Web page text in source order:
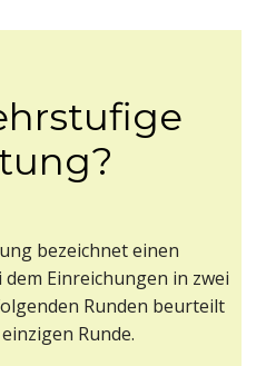
bezeichnet einen
Einreichungen in zwei
Runden beurteilt
Runde.